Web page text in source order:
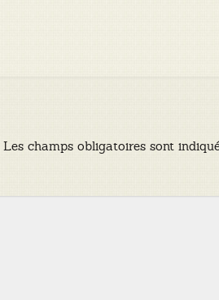
Les champs obligatoires sont